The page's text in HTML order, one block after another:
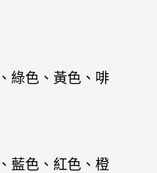
綠色、黃色、啡
藍色、紅色、橙